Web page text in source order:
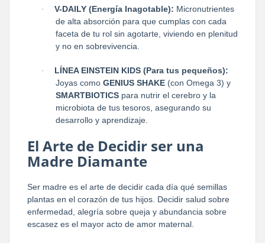
· V-DAILY (Energía Inagotable): Micronutrientes
de alta absorción para que cumplas con cada
faceta de tu rol sin agotarte, viviendo en plenitud
y no en sobrevivencia.
·
LÍNEA EINSTEIN KIDS (Para tus pequeños):
Joyas como GENIUS SHAKE (con Omega 3) y
SMARTBIOTICS para nutrir el cerebro y la
microbiota de tus tesoros, asegurando su
desarrollo y aprendizaje.
El Arte de Decidir ser una
Madre Diamante
Ser madre es el arte de decidir cada día qué semillas
plantas en el corazón de tus hijos. Decidir salud sobre
enfermedad, alegría sobre queja y abundancia sobre
escasez es el mayor acto de amor maternal.